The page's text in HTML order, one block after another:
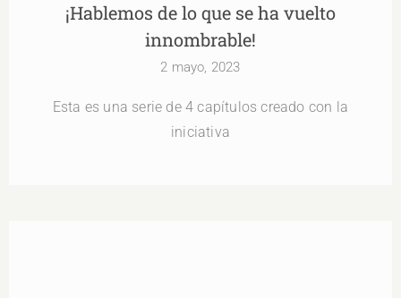
¡Hablemos de lo que se ha vuelto
innombrable!
2 mayo, 2023
Esta es una serie de 4 capítulos creado con la
iniciativa